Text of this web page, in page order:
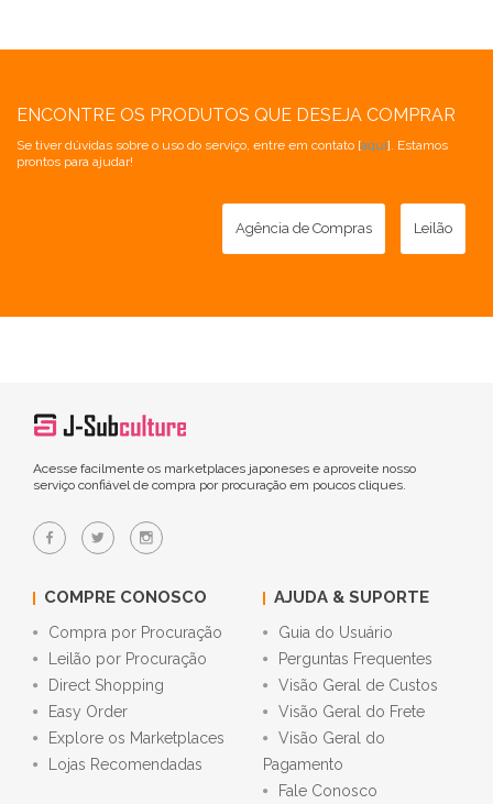
ENCONTRE OS PRODUTOS QUE DESEJA COMPRAR
Se tiver dúvidas sobre o uso do serviço, entre em contato [aqui]. Estamos
prontos para ajudar!
Agência de Compras Leilão
Acesse facilmente os marketplaces japoneses e aproveite nosso
serviço confiável de compra por procuração em poucos cliques.
COMPRE CONOSCO
Compra por Procuração
Leilão por Procuração
Direct Shopping
Easy Order
Explore os Marketplaces
Lojas Recomendadas
AJUDA & SUPORTE
Guia do Usuário
Perguntas Frequentes
Visão Geral de Custos
Visão Geral do Frete
Visão Geral do
Pagamento
Fale Conosco